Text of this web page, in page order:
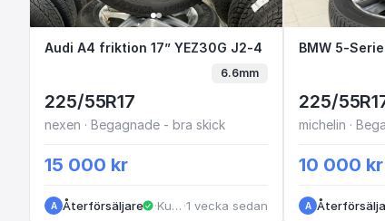
Audi A4 friktion 17” YEZ30G J2-4
Audi A4 friktion 17” YEZ30G J2-4
6.6mm
225/55R17
nexen · Begagnade - bra skick
15 000 kr
A Återförsäljare · Kungälv ·1 vecka sedan
BMW 5-
225/
michelin ·
10 000 kr
A